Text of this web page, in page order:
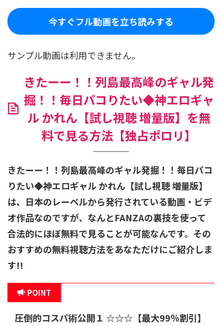
今すぐフル動画を立ち読みする
サンプル動画は利用できません。
きたーー！！列島最高峰のギャル発
掘！！毎日パコりたい◆神エロギャ
ル かれん【試し視聴 増量版】を無
料で見る方法【独占ポロリ】
きたーー！！列島最高峰のギャル発掘！！毎日パコ
りたい◆神エロギャル かれん【試し視聴 増量版】
は、日本のレーベルから発行されている動画・ビデ
オ作品なのですが、なんとFANZAの裏技を使って
合法的にほぼ無料で見ることが可能なんです。その
おすすめの無料視聴方法をあなただけにご紹介しま
す!!
POINT
圧倒的コスパ術公開１ ☆☆☆ 【最大99％割引】